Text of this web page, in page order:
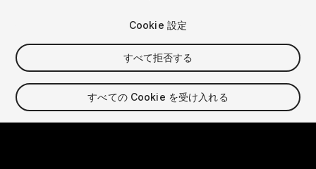
Copyright © 2025 Unity Technologies
法的プライバシーポリシークッキー個人情報を売らない
お問い合わせDSAに関する苦情
クッキー設定
Video Privacy Protection
「Unity」の名称、Unity のロゴ、およびその他の Unity の商標
Cookie 設定
すべて拒否する
すべての Cookie を受け入れる